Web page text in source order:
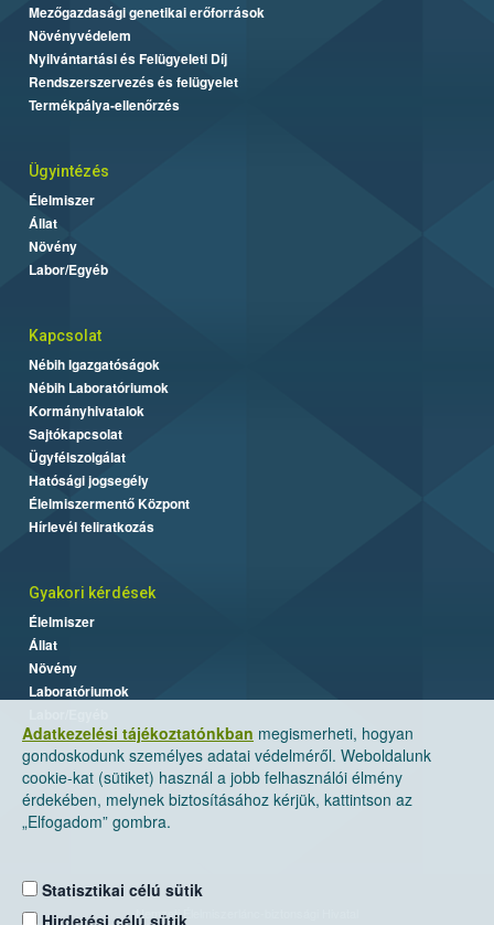
Adatkezelési tájékoztatónkban megismerheti, hogyan
gondoskodunk személyes adatai védelméről. Weboldalunk
cookie-kat (sütiket) használ a jobb felhasználói élmény
érdekében, melynek biztosításához kérjük, kattintson az
„Elfogadom” gombra.
Statisztikai célú sütik
Hirdetési célú sütik
Mezőgazdasági genetikai erőforrások
Növényvédelem
Nyilvántartási és Felügyeleti Díj
Rendszerszervezés és felügyelet
Termékpálya-ellenőrzés
Ügyintézés
Élelmiszer
Állat
Növény
Labor/Egyéb
Kapcsolat
Nébih Igazgatóságok
Nébih Laboratóriumok
Kormányhivatalok
Sajtókapcsolat
Ügyfélszolgálat
Hatósági jogsegély
Élelmiszermentő Központ
Hírlevél feliratkozás
Gyakori kérdések
Élelmiszer
Állat
Növény
Laboratóriumok
Nemzeti Élelmiszerlánc-biztonsági Hivatal